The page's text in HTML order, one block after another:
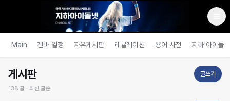
Main 겐바 일정 자유게시판 레귤레이션 용어 사전 지하 아이돌
게시판
138 글 · 최신 글순
글쓰기